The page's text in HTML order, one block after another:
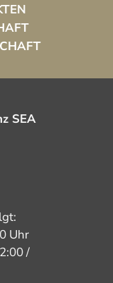
SEA
Uhr
/